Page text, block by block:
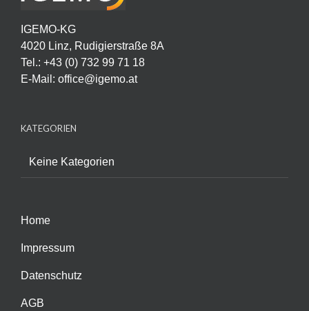
IGEMO-KG
4020 Linz, Rudigierstraße 8A
Tel.: +43 (0) 732 99 71 18
E-Mail: office@igemo.at
KATEGORIEN
Keine Kategorien
Home
Impressum
Datenschutz
AGB